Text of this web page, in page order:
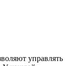
управлять